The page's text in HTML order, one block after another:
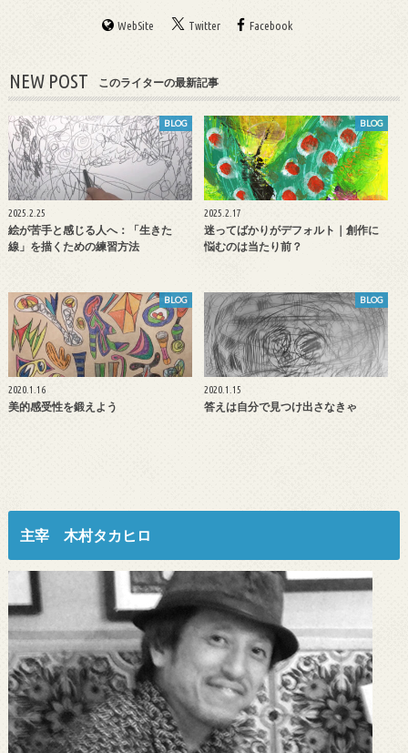
WebSite Twitter Facebook
NEW POST このライターの最新記事
BLOG
2025.2.25
絵が苦手と感じる人へ：「生きた
線」を描くための練習方法
BLOG
2025.2.17
迷ってばかりがデフォルト｜創作に
悩むのは当たり前？
BLOG
2020.1.16
美的感受性を鍛えよう
BLOG
2020.1.15
答えは自分で見つけ出さなきゃ
主宰 木村タカヒロ